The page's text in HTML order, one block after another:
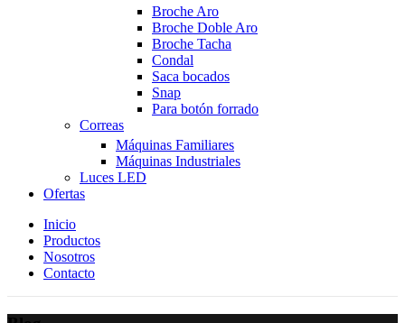
Broche Aro
Broche Doble Aro
Broche Tacha
Condal
Saca bocados
Snap
Para botón forrado
Correas
Máquinas Familiares
Máquinas Industriales
Luces LED
Ofertas
Inicio
Productos
Nosotros
Contacto